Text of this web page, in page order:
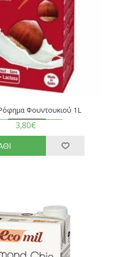
Φουντουκιού 1L
3,80€